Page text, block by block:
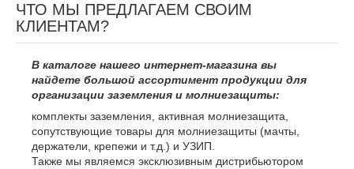
ЧТО МЫ ПРЕДЛАГАЕМ СВОИМ
КЛИЕНТАМ?
В каталоге нашего интернет-магазина вы
найдете большой ассортимент продукции для
организации заземления и молниезащиты:
комплекты заземления, активная молниезащита,
сопутствующие товары для молниезащиты (мачты,
держатели, крепежи и т.д.) и УЗИП.
Также мы являемся эксклюзивным дистрибьютором